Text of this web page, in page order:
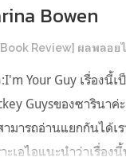
Bowen
Review] ผลพลอยได้จากอาการ book
Your Guy เรื่องนี้
Guysของซารินา
ามารถอ่านแยกกันได้เ
ะเอไอแนะนำว่าเรื่อง